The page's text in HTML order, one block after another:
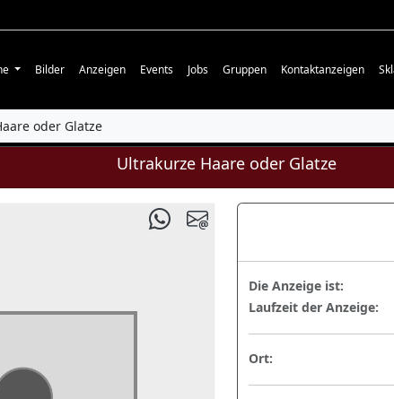
Bilder Anzeigen Events Jobs Gruppen Kontaktanzeigen
oder Glatze
Ultrakurze Haare oder Glatze
Die Anzeige ist:
Laufzeit der Anzeige:
Ort: